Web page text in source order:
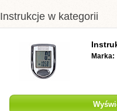
Instrukcje w kategorii
Marka: